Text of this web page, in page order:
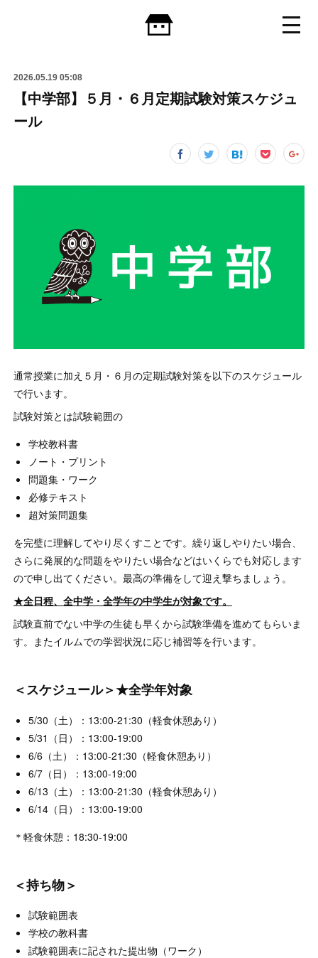
2026.05.19 05:08
【中学部】５月・６月定期試験対策スケジュ
ール
通常授業に加え５月・６月の定期試験対策を以下のスケジュール
で行います。
試験対策とは試験範囲の
学校教科書
ノート・プリント
問題集・ワーク
必修テキスト
超対策問題集
を完璧に理解してやり尽くすことです。繰り返しやりたい場合、
さらに発展的な問題をやりたい場合などはいくらでも対応します
ので申し出てください。最高の準備をして迎え撃ちましょう。
★全日程、全中学・全学年の中学生が対象です。
試験直前でない中学の生徒も早くから試験準備を進めてもらいま
す。またイルムでの学習状況に応じ補習等を行います。
＜スケジュール＞★全学年対象
5/30（土）：13:00-21:30（軽食休憩あり）
5/31（日）：13:00-19:00
6/6（土）：13:00-21:30（軽食休憩あり）
6/7（日）：13:00-19:00
6/13（土）：13:00-21:30（軽食休憩あり）
6/14（日）：13:00-19:00
＊軽食休憩：18:30-19:00
＜持ち物＞
試験範囲表
学校の教科書
試験範囲表に記された提出物（ワーク）